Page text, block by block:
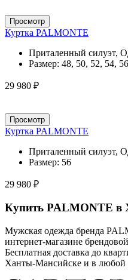
Просмотр
Куртка PALMONTE
Приталенный силуэт,
Размер: 48, 50, 52, 54,
29 980 ₽
Просмотр
Куртка PALMONTE
Приталенный силуэт,
Размер: 56
29 980 ₽
Купить PALMONTE в
Мужская одежда бренда
интернет-магазине
Бесплатная доставка до
Ханты-Мансийске и в любой